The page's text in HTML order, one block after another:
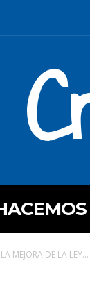
MEJORA DE LA LEY...